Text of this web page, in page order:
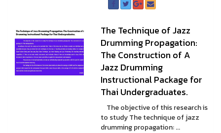
The Technique of Jazz
Drumming Propagation:
The Construction of A
Jazz Drumming
Instructional Package for
Thai Undergraduates.
The objective of this research is
to study The technique of jazz
drumming propagation: ...